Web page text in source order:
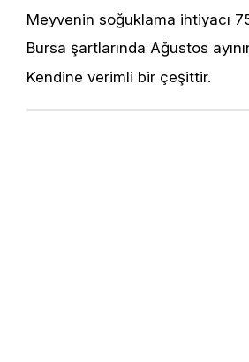
Meyvenin soğuklama ihtiyacı
Bursa şartlarında Ağustos
Kendine verimli bir çeşittir.